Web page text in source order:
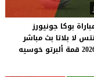
بوكا جونيورز
لا بلاتا بث مباشر